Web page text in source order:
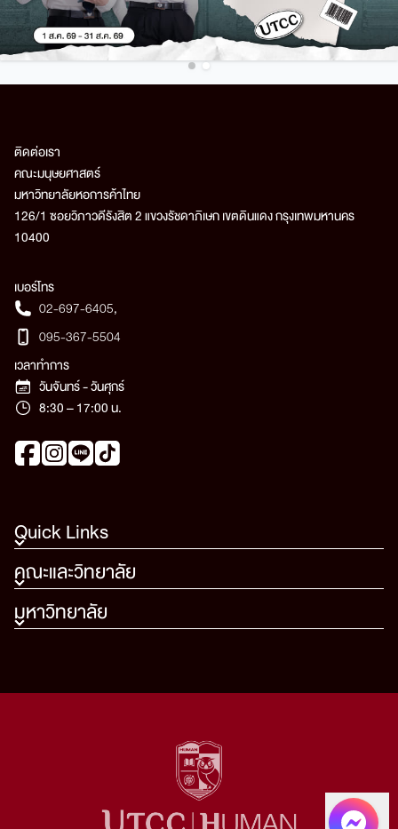
Quick Links
คณะและวิทยาลัย
มหาวิทยาลัย
ติดต่อเรา
คณะมนุษยศาสตร์
มหาวิทยาลัยหอการค้าไทย
126/1 ซอยวิภาวดีรังสิต 2 แขวงรัชดาภิเษก เขตดินแดง กรุงเทพมหานคร
10400
เบอร์โทร
02-697-6405,
095-367-5504
เวลาทำการ
วันจันทร์ - วันศุกร์
8:30 – 17:00 น.